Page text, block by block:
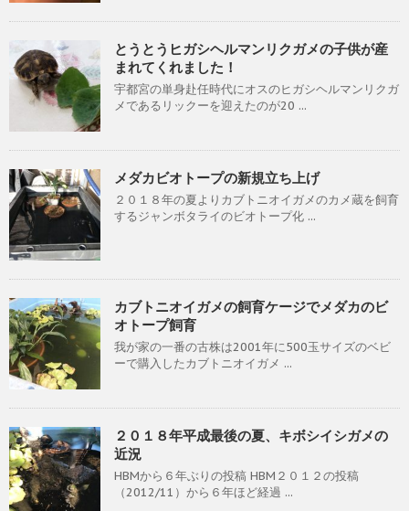
とうとうヒガシヘルマンリクガメの子供が産
まれてくれました！
宇都宮の単身赴任時代にオスのヒガシヘルマンリクガ
メであるリックーを迎えたのが20 ...
メダカビオトープの新規立ち上げ
２０１８年の夏よりカブトニオイガメのカメ蔵を飼育
するジャンボタライのビオトープ化 ...
カブトニオイガメの飼育ケージでメダカのビ
オトープ飼育
我が家の一番の古株は2001年に500玉サイズのベビ
ーで購入したカブトニオイガメ ...
２０１８年平成最後の夏、キボシイシガメの
近況
HBMから６年ぶりの投稿 HBM２０１２の投稿
（2012/11）から６年ほど経過 ...